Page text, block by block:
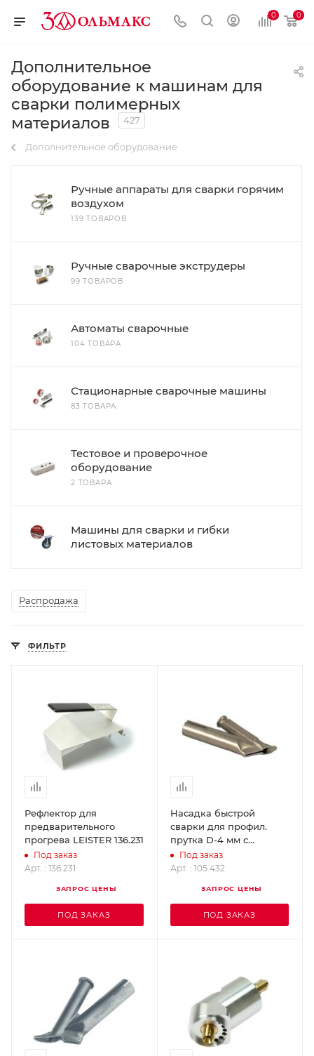
0 0
Дополнительное
оборудование к машинам для
сварки полимерных
материалов
427
Дополнительное оборудование
Ручные аппараты для сварки горячим
воздухом
139 ТОВАРОВ
Ручные сварочные экструдеры
99 ТОВАРОВ
Автоматы сварочные
104 ТОВАРА
Стационарные сварочные машины
83 ТОВАРА
Тестовое и проверочное
оборудование
2 ТОВАРА
Машины для сварки и гибки
листовых материалов
Распродажа
ФИЛЬТР
Рефлектор для
предварительного
прогрева LEISTER 136.231
Под заказ
Арт. : 136.231
ЗАПРОС ЦЕНЫ
ПОД ЗАКАЗ
Насадка быстрой
сварки для профил.
прутка D-4 мм с
зауженным выходом
(насаживается на
105.432
Под заказ
Арт. : 105.432
ЗАПРОС ЦЕНЫ
ПОД ЗАКАЗ